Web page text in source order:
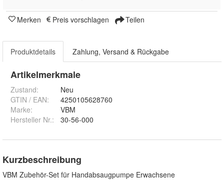
Merken Preis vorschlagen Teilen
Produktdetails Zahlung, Versand & Rückgabe
Artikelmerkmale
Zustand:
Neu
GTIN / EAN:
4250105628760
Marke:
VBM
Hersteller Nr.:
30-56-000
Kurzbeschreibung
VBM Zubehör-Set für Handabsaugpumpe Erwachsene